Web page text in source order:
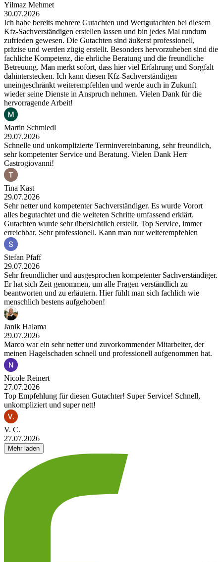
Yilmaz Mehmet
30.07.2026
Ich habe bereits mehrere Gutachten und Wertgutachten bei diesem
Kfz-Sachverständigen erstellen lassen und bin jedes Mal rundum
zufrieden gewesen. Die Gutachten sind äußerst professionell,
präzise und werden zügig erstellt. Besonders hervorzuheben sind die
fachliche Kompetenz, die ehrliche Beratung und die freundliche
Betreuung. Man merkt sofort, dass hier viel Erfahrung und Sorgfalt
dahinterstecken. Ich kann diesen Kfz-Sachverständigen
uneingeschränkt weiterempfehlen und werde auch in Zukunft
wieder seine Dienste in Anspruch nehmen. Vielen Dank für die
hervorragende Arbeit!
Martin Schmiedl
29.07.2026
Schnelle und unkomplizierte Terminvereinbarung, sehr freundlich,
sehr kompetenter Service und Beratung. Vielen Dank Herr
Castrogiovanni!
Tina Kast
29.07.2026
Sehr netter und kompetenter Sachverständiger. Es wurde Vorort
alles begutachtet und die weiteten Schritte umfassend erklärt.
Gutachten wurde sehr übersichtlich erstellt. Top Service, immer
erreichbar. Sehr professionell. Kann man nur weiterempfehlen
Stefan Pfaff
29.07.2026
Sehr freundlicher und ausgesprochen kompetenter Sachverständiger.
Er hat sich Zeit genommen, um alle Fragen verständlich zu
beantworten und zu erläutern. Hier fühlt man sich fachlich wie
menschlich bestens aufgehoben!
Janik Halama
29.07.2026
Marco war ein sehr netter und zuvorkommender Mitarbeiter, der
meinen Hagelschaden schnell und professionell aufgenommen hat.
Nicole Reinert
27.07.2026
Top Empfehlung für diesen Gutachter! Super Service! Schnell,
unkompliziert und super nett!
V. C.
27.07.2026
Mehr laden